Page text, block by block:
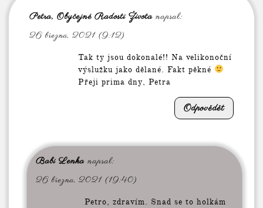
Petra, Obyčejné Radosti Života napsal:
26 března, 2021 (9:12)
Tak ty jsou dokonalé!! Na velikonoční
výslužku jako dělané. Fakt pěkné
Přeji prima dny, Petra
Odpovědět
Babi Lenka napsal:
26 března, 2021 (19:40)
Petro, zdravím. Snad se to holkám